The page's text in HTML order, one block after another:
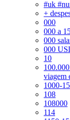
#uk
+
000
000 a
000
000
10
viagem
1000-
108
108000
114